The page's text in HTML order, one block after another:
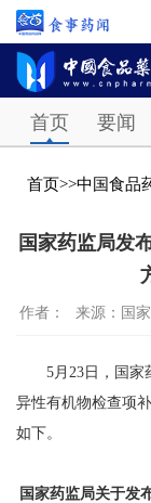
首页 要闻
首页>>中国食品
国家药监局发
作者： 来源：国
5月23日，国家药
异性有机物检查项
如下。
国家药监局关于发